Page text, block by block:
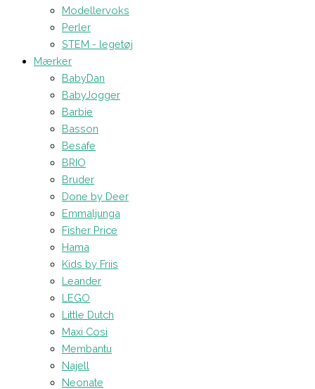
Modellervoks
Perler
STEM - legetøj
Mærker
BabyDan
BabyJogger
Barbie
Basson
Besafe
BRIO
Bruder
Done by Deer
Emmaljunga
Fisher Price
Hama
Kids by Friis
Leander
LEGO
Little Dutch
Maxi Cosi
Membantu
Najell
Neonate